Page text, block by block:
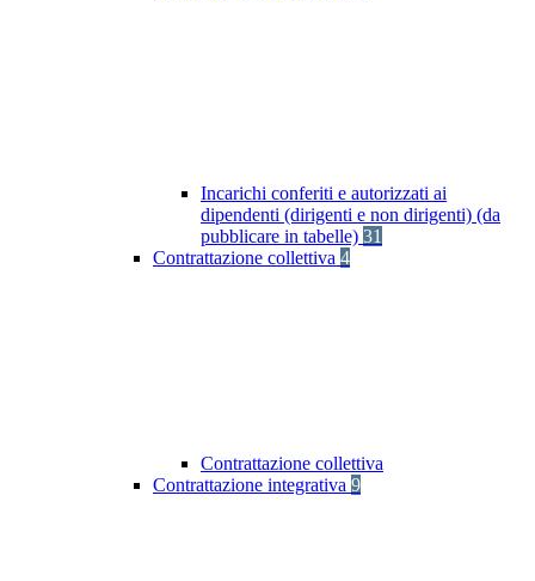
Incarichi conferiti e autorizzati ai
dipendenti (dirigenti e non dirigenti) (da
pubblicare in tabelle) 31
Contrattazione collettiva 4
Contrattazione collettiva
Contrattazione integrativa 9